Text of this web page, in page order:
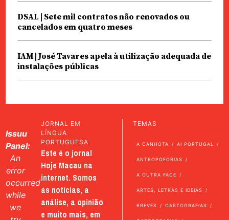
DSAL | Sete mil contratos não renovados ou
cancelados em quatro meses
IAM | José Tavares apela à utilização adequada de
instalações públicas
Issuu
Panel:
An
error
occurred
while
we
JORNAL EM
LÍNGUA
PORTUGUESA
Este é o jornal
Hoje Macau na
internet. Somos
as notícias, a
análise, a opinião
e muito mais, em
TEMAS
A CANHOTA AI PORTUGAL
ANTROPOFOBIAS
A OUTRA FACE
ARTES, LETRAS E IDEIAS
BREVES CARTOGRAFIAS